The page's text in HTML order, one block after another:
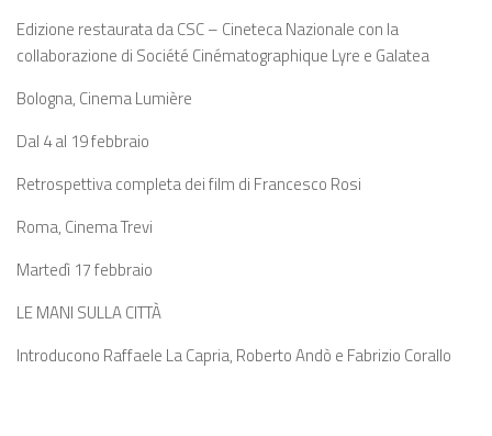
Edizione restaurata da CSC – Cineteca Nazionale con la
collaborazione di Société Cinématographique Lyre e Galatea
Bologna, Cinema Lumière
Dal 4 al 19 febbraio
Retrospettiva completa dei film di Francesco Rosi
Roma, Cinema Trevi
Martedì 17 febbraio
LE MANI SULLA CITTÀ
Introducono Raffaele La Capria, Roberto Andò e Fabrizio Corallo